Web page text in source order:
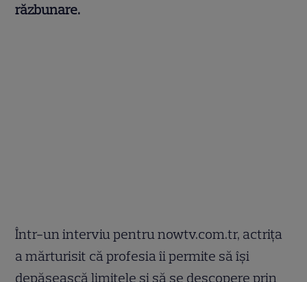
răzbunare.
Într-un interviu pentru nowtv.com.tr, actrița
a mărturisit că profesia îi permite să își
depășească limitele și să se descopere prin